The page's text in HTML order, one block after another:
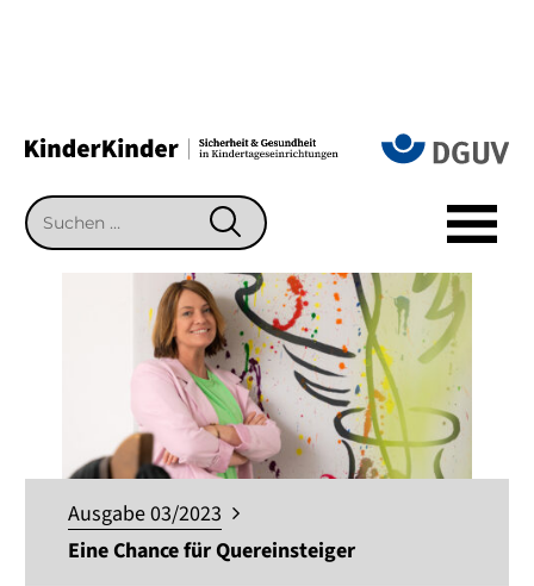
Suchen
SUCHEN
Ausgabe 03/2023
Eine Chance für Quereinsteiger